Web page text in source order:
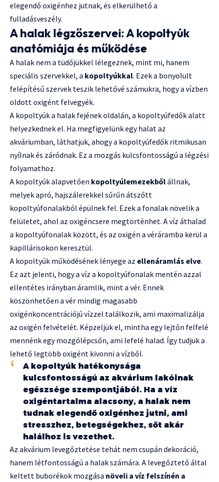
elegendő oxigénhez jutnak, és elkerülhető a
fulladásveszély.
A halak légzőszervei: A kopoltyúk
anatómiája és működése
A halak nem a tüdőjükkel lélegeznek, mint mi, hanem
speciális szervekkel, a kopoltyúkkal. Ezek a bonyolult
felépítésű szervek teszik lehetővé számukra, hogy a vízben
oldott oxigént felvegyék.
A kopoltyúk a halak fejének oldalán, a kopoltyúfedők alatt
helyezkednek el. Ha megfigyelünk egy halat az
akváriumban, láthatjuk, ahogy a kopoltyúfedők ritmikusan
nyílnak és záródnak. Ez a mozgás kulcsfontosságú a légzési
folyamathoz.
A kopoltyúk alapvetően kopoltyúlemezekbőlállnak,
melyek apró, hajszálerekkel sűrűn átszőtt
kopoltyúfonalakból épülnek fel. Ezek a fonalak növelik a
felületet, ahol az oxigéncsere megtörténhet. A víz áthalad
a kopoltyúfonalak között, és az oxigén a véráramba kerül a
kapillárisokon keresztül.
A kopoltyúk működésének lényege az ellenáramlás elve.
Ez azt jelenti, hogy a víz a kopoltyúfonalak mentén azzal
ellentétes irányban áramlik, mint a vér. Ennek
köszönhetően a vér mindig magasabb
oxigénkoncentrációjú vízzel találkozik, ami maximalizálja
az oxigén felvételét. Képzeljük el, mintha egy lejtőn felfelé
mennénk egy mozgólépcsőn, ami lefelé halad. Így tudjuk a
lehető legtöbb oxigént kivonni a vízből.
A kopoltyúk hatékonysága
kulcsfontosságú az akvárium lakóinak
egészsége szempontjából. Ha a víz
oxigéntartalma alacsony, a halak nem
tudnak elegendő oxigénhez jutni, ami
stresszhez, betegségekhez, sőt akár
halálhoz is vezethet.
Az akvárium levegőztetése tehát nem csupán dekoráció,
hanem létfontosságú a halak számára. A levegőztető által
keltett buborékok mozgása növeli a víz felszínén a